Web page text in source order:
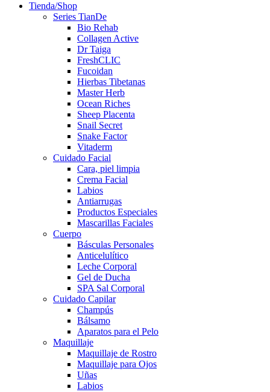
Tienda/Shop
Series TianDe
Bio Rehab
Collagen Active
Dr Taiga
FreshCLIC
Fucoidan
Hierbas Tibetanas
Master Herb
Ocean Riches
Sheep Placenta
Snail Secret
Snake Factor
Vitaderm
Cuidado Facial
Cara, piel limpia
Crema Facial
Labios
Antiarrugas
Productos Especiales
Mascarillas Faciales
Cuerpo
Básculas Personales
Anticelulítico
Leche Corporal
Gel de Ducha
SPA Sal Corporal
Cuidado Capilar
Champús
Bálsamo
Aparatos para el Pelo
Maquillaje
Maquillaje de Rostro
Maquillaje para Ojos
Uñas
Labios